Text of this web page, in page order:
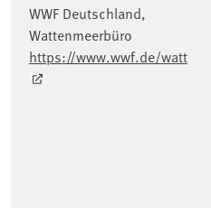
WWF Deutschland,
Wattenmeerbüro
https://www.wwf.de/watt